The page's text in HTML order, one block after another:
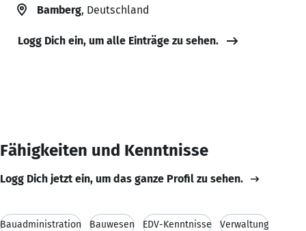
Bamberg, Deutschland
Logg Dich ein, um alle Einträge zu sehen.
Fähigkeiten und Kenntnisse
Logg Dich jetzt ein, um das ganze Profil zu sehen.
Bauadministration Bauwesen EDV-Kenntnisse Verwaltung